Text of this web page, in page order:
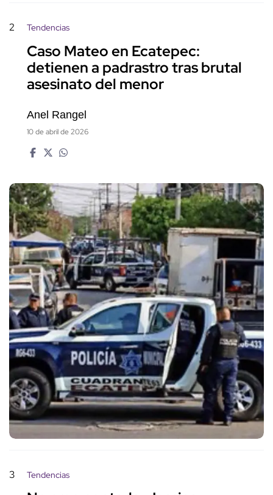
2 Tendencias
Caso Mateo en Ecatepec:
detienen a padrastro tras brutal
asesinato del menor
Anel Rangel
10 de abril de 2026
3 Tendencias